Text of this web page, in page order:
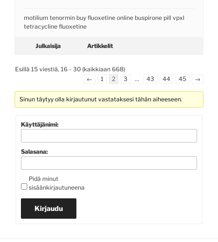
motilium tenormin buy fluoxetine online buspirone pill vpxl
tetracycline fluoxetine
Julkaisija Artikkelit
Esillä 15 viestiä, 16 - 30 (kaikkiaan 668)
←
1 2 3 … 43 44 45 →
Sinun täytyy olla kirjautunut vastataksesi tähän aiheeseen.
Käyttäjänimi:
Salasana:
Pidä minut
sisäänkirjautuneena
Kirjaudu